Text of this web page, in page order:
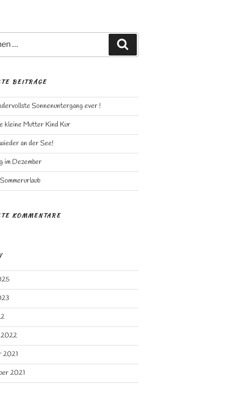
BEITRÄGE
Sonnenuntergang ever !
kleine Mutter Kind Kur
an der See!
im Dezember
KOMMENTARE
2022
2021
2021